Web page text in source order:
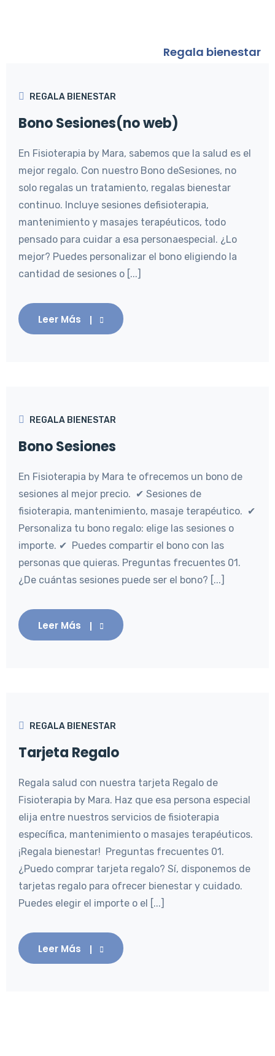
Regala bienestar
REGALA BIENESTAR
Bono Sesiones(no web)
En Fisioterapia by Mara, sabemos que la salud es el
mejor regalo. Con nuestro Bono deSesiones, no
solo regalas un tratamiento, regalas bienestar
continuo. Incluye sesiones defisioterapia,
mantenimiento y masajes terapéuticos, todo
pensado para cuidar a esa personaespecial. ¿Lo
mejor? Puedes personalizar el bono eligiendo la
cantidad de sesiones o [...]
Leer Más
REGALA BIENESTAR
Bono Sesiones
En Fisioterapia by Mara te ofrecemos un bono de
sesiones al mejor precio. ✔ Sesiones de
fisioterapia, mantenimiento, masaje terapéutico. ✔
Personaliza tu bono regalo: elige las sesiones o
importe. ✔ Puedes compartir el bono con las
personas que quieras. Preguntas frecuentes 01.
¿De cuántas sesiones puede ser el bono? [...]
Leer Más
REGALA BIENESTAR
Tarjeta Regalo
Regala salud con nuestra tarjeta Regalo de
Fisioterapia by Mara. Haz que esa persona especial
elija entre nuestros servicios de fisioterapia
específica, mantenimiento o masajes terapéuticos.
¡Regala bienestar! Preguntas frecuentes 01.
¿Puedo comprar tarjeta regalo? Sí, disponemos de
tarjetas regalo para ofrecer bienestar y cuidado.
Puedes elegir el importe o el [...]
Leer Más